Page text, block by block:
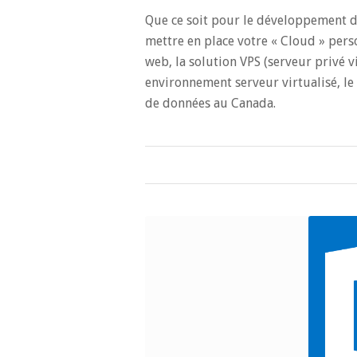
Que ce soit pour le développement
mettre en place votre « Cloud »
web, la solution VPS (serveur privé
environnement serveur virtualisé,
de données au Canada.